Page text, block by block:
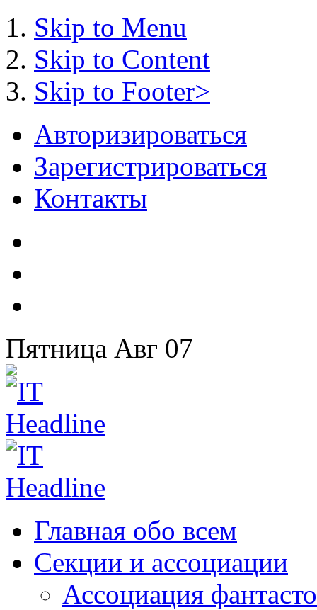
Skip to Menu
Skip to Content
Skip to Footer>
Авторизироваться
Зарегистрироваться
Контакты
Пятница Авг 07
Главная обо всем
Секции и ассоциации
Ассоциация